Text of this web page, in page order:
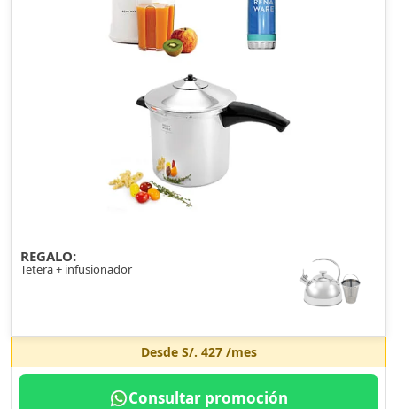
REGALO:
Tetera + infusionador
Desde S/. 427/mes
Consultar promoción